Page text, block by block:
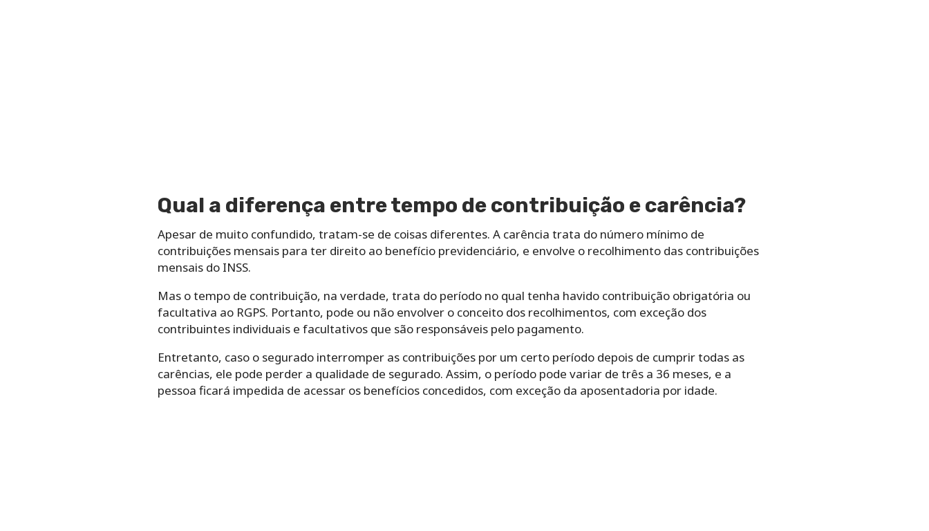
Qual a diferença entre tempo de contribuição e carência?
Apesar de muito confundido, tratam-se de coisas diferentes. A carência trata do número mínimo de
contribuições mensais para ter direito ao benefício previdenciário, e envolve o recolhimento das contribuições
mensais do INSS.
Mas o tempo de contribuição, na verdade, trata do período no qual tenha havido contribuição obrigatória ou
facultativa ao RGPS. Portanto, pode ou não envolver o conceito dos recolhimentos, com exceção dos
contribuintes individuais e facultativos que são responsáveis pelo pagamento.
Entretanto, caso o segurado interromper as contribuições por um certo período depois de cumprir todas as
carências, ele pode perder a qualidade de segurado. Assim, o período pode variar de três a 36 meses, e a
pessoa ficará impedida de acessar os benefícios concedidos, com exceção da aposentadoria por idade.